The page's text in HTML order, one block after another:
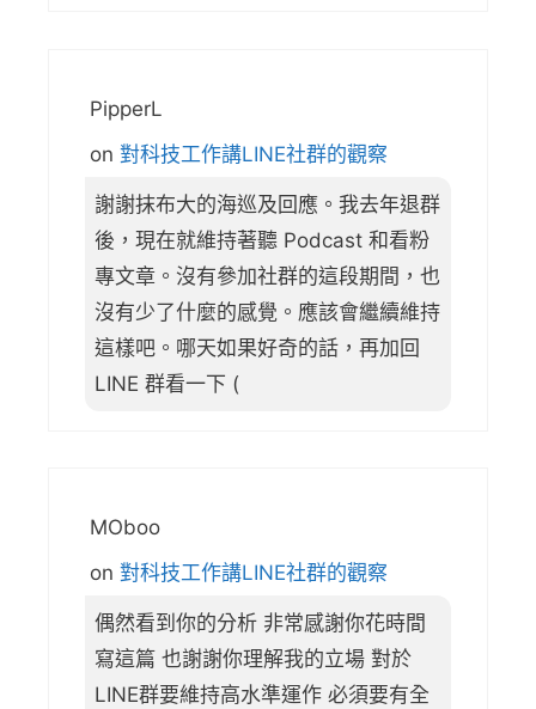
PipperL
on 對科技工作講LINE社群的觀察
謝謝抹布大的海巡及回應。我去年退群
後，現在就維持著聽 Podcast 和看粉
專文章。沒有參加社群的這段期間，也
沒有少了什麼的感覺。應該會繼續維持
這樣吧。哪天如果好奇的話，再加回
LINE 群看一下 (
MOboo
on 對科技工作講LINE社群的觀察
偶然看到你的分析 非常感謝你花時間
寫這篇 也謝謝你理解我的立場 對於
LINE群要維持高水準運作 必須要有全